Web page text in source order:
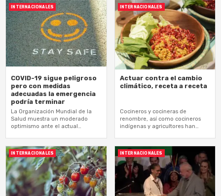
INTERNACIONALES
COVID-19 sigue peligroso
pero con medidas
adecuadas la emergencia
podría terminar
La Organización Mundial de la
Salud muestra un moderado
optimismo ante el actual
INTERNACIONALES
Actuar contra el cambio
climático, receta a receta
Cocineros y cocineras de
renombre, así como cocineros
indígenas y agricultores han
INTERNACIONALES INTERNACIONALES